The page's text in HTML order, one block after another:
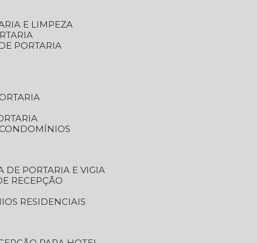
E LIMPEZA
PORTARIA
CONDOMÍNIOS
DE PORTARIA E VIGIA
RECEPÇÃO
RESIDENCIAIS